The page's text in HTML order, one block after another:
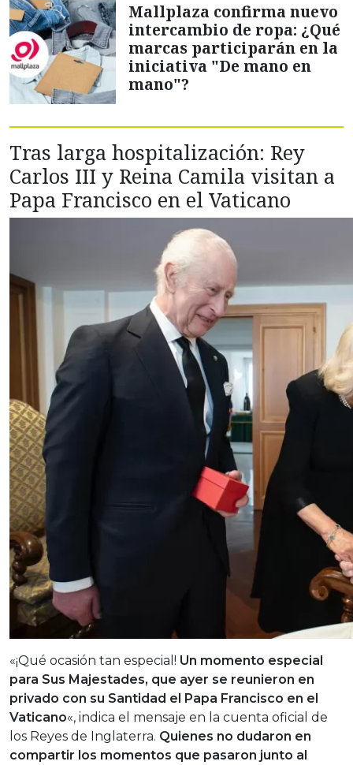
Mallplaza confirma nuevo
intercambio de ropa: ¿Qué
marcas participarán en la
iniciativa "De mano en
mano"?
Tras larga hospitalización: Rey
Carlos III y Reina Camila visitan a
Papa Francisco en el Vaticano
«¡Qué ocasión tan especial! Un momento especial
para Sus Majestades, que ayer se reunieron en
privado con su Santidad el Papa Francisco en el
Vaticano«, indica el mensaje en la cuenta oficial de
los Reyes de Inglaterra. Quienes no dudaron en
compartir los momentos que pasaron junto al